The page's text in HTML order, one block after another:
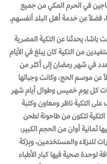
في الحرم المكي من جميع
فضلاً عن خدمة أهل البلد أنفسهم.
باشا، يحدثنا عن التكية المصرية
من التكية كان يبلغ في الأيام
ويرتفع العدد في شهر رمضان إلى أكثر من
عن موسم الحج، وكانت وجباتها
كل يوم خميس وطوال أيام شهر
التكية ناظر ومعاون وكتبة
تتكون من طاحونة لطحن
ثمانية أوان من الحجم الكبير،
للنزلاء والمستخدمين، وبِرْكة
لوحدة صحية فيها كبار الأطباء